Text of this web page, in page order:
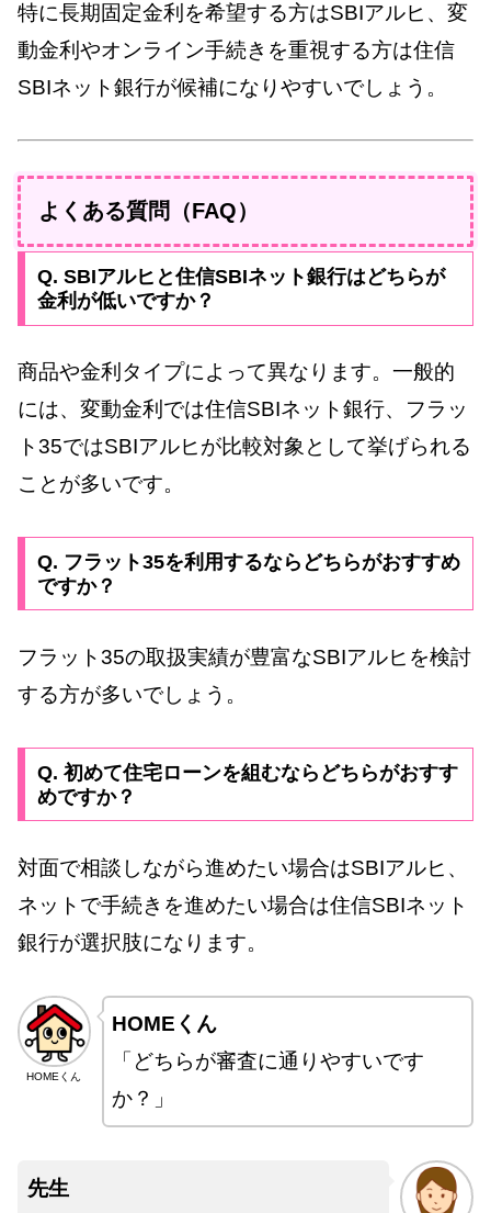
特に長期固定金利を希望する方はSBIアルヒ、変
動金利やオンライン手続きを重視する方は住信
SBIネット銀行が候補になりやすいでしょう。
よくある質問（FAQ）
Q. SBIアルヒと住信SBIネット銀行はどちらが
金利が低いですか？
商品や金利タイプによって異なります。一般的
には、変動金利では住信SBIネット銀行、フラッ
ト35ではSBIアルヒが比較対象として挙げられる
ことが多いです。
Q. フラット35を利用するならどちらがおすすめ
ですか？
フラット35の取扱実績が豊富なSBIアルヒを検討
する方が多いでしょう。
Q. 初めて住宅ローンを組むならどちらがおすす
めですか？
対面で相談しながら進めたい場合はSBIアルヒ、
ネットで手続きを進めたい場合は住信SBIネット
銀行が選択肢になります。
HOMEくん
HOMEくん
「どちらが審査に通りやすいです
か？」
先生